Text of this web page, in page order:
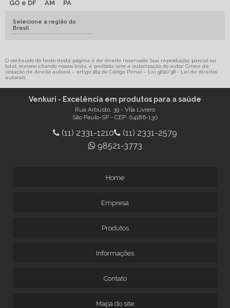
GO e DF AM PA
Selecione a região do
Brasil
O conteúdo do texto desta página é de direito reservado. Sua reprodução, parcial ou
total, mesmo citando nossos links, é proibida sem a autorização do autor. Crime de
violação de direito autoral – artigo 184 do Código Penal – Lei 9610/98 - Lei de direitos
autorais
Venkuri - Excelência em produtos para a saúde
Rua Arbusto, 39 - Vila Liviero
São Paulo-SP - CEP: 04186-130
(11) 2331-1210
(11) 2331-2579
98521-3773
Home
Empresa
Produtos
Informações
Contato
Mapa do site